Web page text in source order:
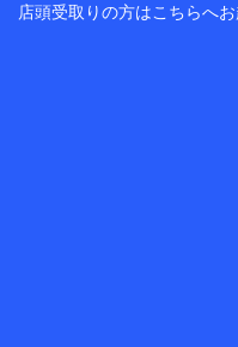
店頭受取りの方はこちらへ